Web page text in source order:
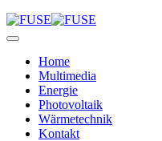
Home
Multimedia
Energie
Photovoltaik
Wärmetechnik
Kontakt